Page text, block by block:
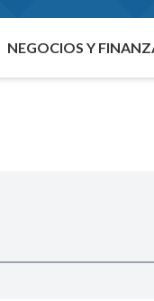
NEGOCIOS Y